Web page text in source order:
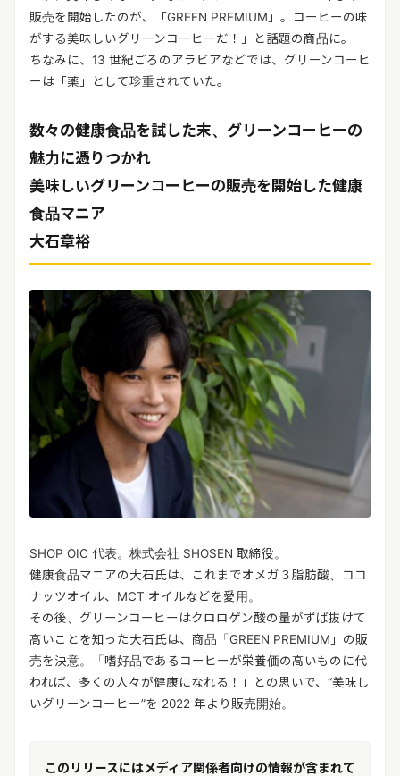
販売を開始したのが、「GREEN PREMIUM」。コーヒーの味
がする美味しいグリーンコーヒーだ！」と話題の商品に。
ちなみに、13 世紀ごろのアラビアなどでは、グリーンコーヒ
ーは「薬」として珍重されていた。
数々の健康食品を試した末、グリーンコーヒーの
魅力に憑りつかれ
美味しいグリーンコーヒーの販売を開始した健康
食品マニア
大石章裕
SHOP OIC 代表。株式会社 SHOSEN 取締役。
健康食品マニアの大石氏は、これまでオメガ３脂肪酸、ココ
ナッツオイル、MCT オイルなどを愛用。
その後、グリーンコーヒーはクロロゲン酸の量がずば抜けて
高いことを知った大石氏は、商品「GREEN PREMIUM」の販
売を決意。「嗜好品であるコーヒーが栄養価の高いものに代
われば、多くの人々が健康になれる！」との思いで、“美味し
いグリーンコーヒー”を 2022 年より販売開始。
このリリースにはメディア関係者向けの情報が含まれて